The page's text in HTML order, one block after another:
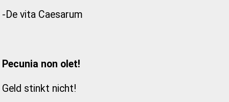
-De vita Caesarum
Pecunia non olet!
Geld stinkt nicht!